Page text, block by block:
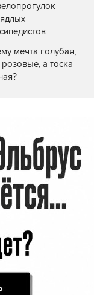
мечта голубая,
а тоска